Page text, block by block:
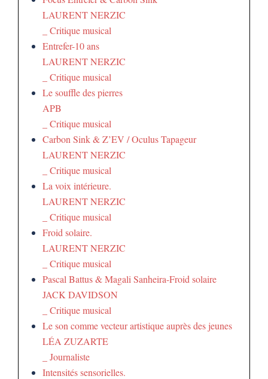
LAURENT NERZIC
_ Critique musical
Entrefer-10 ans
LAURENT NERZIC
_ Critique musical
Le souffle des pierres
APB
_ Critique musical
Carbon Sink & Z’EV / Oculus Tapageur
LAURENT NERZIC
_ Critique musical
La voix intérieure.
LAURENT NERZIC
_ Critique musical
Froid solaire.
LAURENT NERZIC
_ Critique musical
Pascal Battus & Magali Sanheira-Froid solaire
JACK DAVIDSON
_ Critique musical
Le son comme vecteur artistique auprès des jeunes
LÉA ZUZARTE
_ Journaliste
Intensités sensorielles.